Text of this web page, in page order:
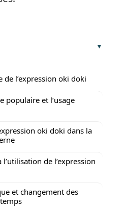
l’expression oki doki
populaire et l’usage
oki doki dans la
de l’expression
et changement des